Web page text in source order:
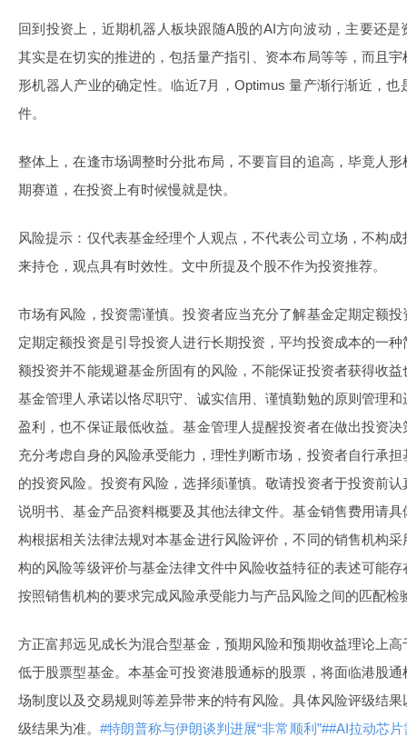
回到投资上，近期机器人板块跟随A股的AI方向波动，主要还
其实是在切实的推进的，包括量产指引、资本布局等等，而且
形机器人产业的确定性。临近7月，Optimus 量产渐行渐近，
件。
整体上，在逢市场调整时分批布局，不要盲目的追高，毕竟人
期赛道，在投资上有时候慢就是快。
风险提示：仅代表基金经理个人观点，不代表公司立场，不构
来持仓，观点具有时效性。文中所提及个股不作为投资推荐。
市场有风险，投资需谨慎。投资者应当充分了解基金定期定额
定期定额投资是引导投资人进行长期投资，平均投资成本的一
额投资并不能规避基金所固有的风险，不能保证投资者获得收
基金管理人承诺以恪尽职守、诚实信用、谨慎勤勉的原则管理
盈利，也不保证最低收益。基金管理人提醒投资者在做出投资
充分考虑自身的风险承受能力，理性判断市场，投资者自行承
的投资风险。投资有风险，选择须谨慎。敬请投资者于投资前
说明书、基金产品资料概要及其他法律文件。基金销售费用请
构根据相关法律法规对本基金进行风险评价，不同的销售机构
构的风险等级评价与基金法律文件中风险收益特征的表述可能
按照销售机构的要求完成风险承受能力与产品风险之间的匹配检
方正富邦远见成长为混合型基金，预期风险和预期收益理论上
低于股票型基金。本基金可投资港股通标的股票，将面临港股
场制度以及交易规则等差异带来的特有风险。具体风险评级结
级结果为准。#特朗普称与伊朗谈判进展“非常顺利”##AI拉动芯